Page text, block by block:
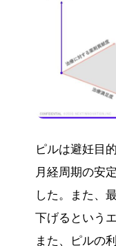
ピルは避妊目
月経周期の安
した。また、
下げるという
また、ピルの